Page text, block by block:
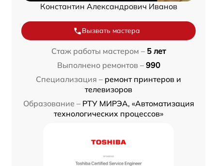
Константин Александрович Иванов
Вызвать мастера
Стаж работы мастером – 5 лет
Выполнено ремонтов – 990
Специализация – ремонт принтеров и
телевизоров
Образование – РТУ МИРЭА, «Автоматизация
технологических процессов»